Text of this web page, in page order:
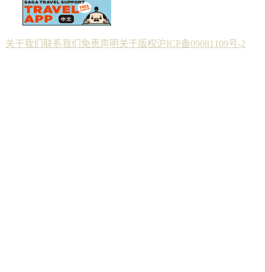
关于我们 联系我们 免责声明关于版权沪ICP备09081109号-2